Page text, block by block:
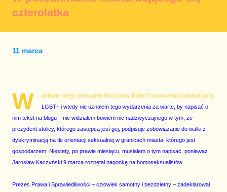
czterolatka
11 marca
W
połowie lutego prezydent Warszawy Rafał Trzaskowski podpisał kartę
LGBT+ i wtedy nie uznałem tego wydarzenia za warte, by napisać o
nim tekst na blogu – nie widziałem bowiem nic nadzwyczajnego w tym, że
prezydent stolicy, którego zastępcą jest gej, podpisuje zobowiązanie do walki z
dyskryminacją na tle orientacji seksualnej w granicach miasta, którego jest
gospodarzem. Niestety, po prawie miesiącu, musiałem o tym napisać, ponieważ
Jarosław Kaczyński 9 marca rozpętał nagonkę na homoseksualistów.
Prezes Prawa i Sprawiedliwości – człowiek samotny i bezdzietny – zadeklarował